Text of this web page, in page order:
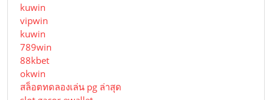
kuwin
vipwin
kuwin
789win
88kbet
okwin
สล็อตทดลองเล่น pg ล่าสุด